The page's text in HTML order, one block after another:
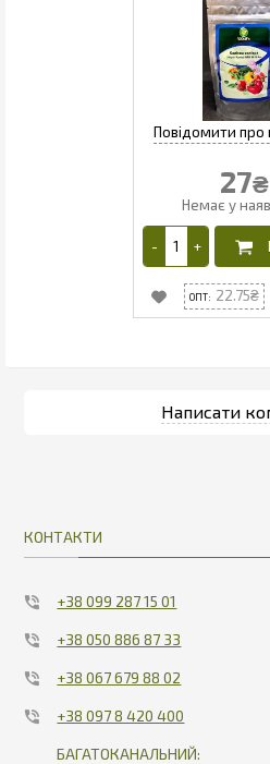
27₴
22.75
КОНТАКТИ
+38 099 287 15 01
+38 050 886 87 33
+38 067 679 88 02
+38 097 8 420 400
БАГАТОКАНАЛЬНИЙ: